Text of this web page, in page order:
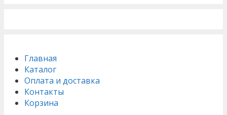
Главная
Каталог
Оплата и доставка
Контакты
Корзина